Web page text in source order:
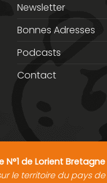
Newsletter
Bonnes Adresses
Podcasts
Contact
N°1 de Lorient Bretagne
le territoire du pays